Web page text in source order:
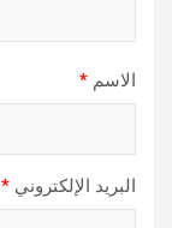
الاسم *
البريد الإلكتروني *